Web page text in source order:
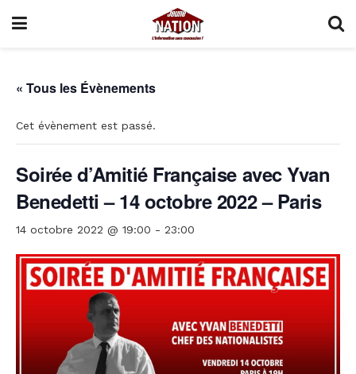
« Tous les Évènements
Cet évènement est passé.
Soirée d’Amitié Française avec Yvan
Benedetti – 14 octobre 2022 – Paris
14 octobre 2022 @ 19:00 - 23:00